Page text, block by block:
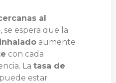
al
, se espera que la
aumente
con cada
La tasa de
puede estar